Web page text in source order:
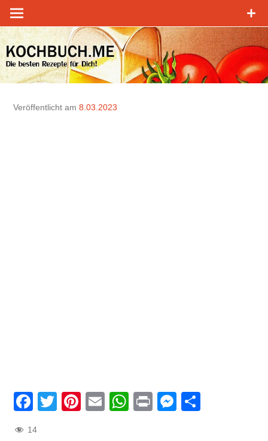
Zum
Inhalt
springen
Veröffentlicht am 8.03.2023
Facebook
TwitterPinterest
EmailWhatsApp
Print
14